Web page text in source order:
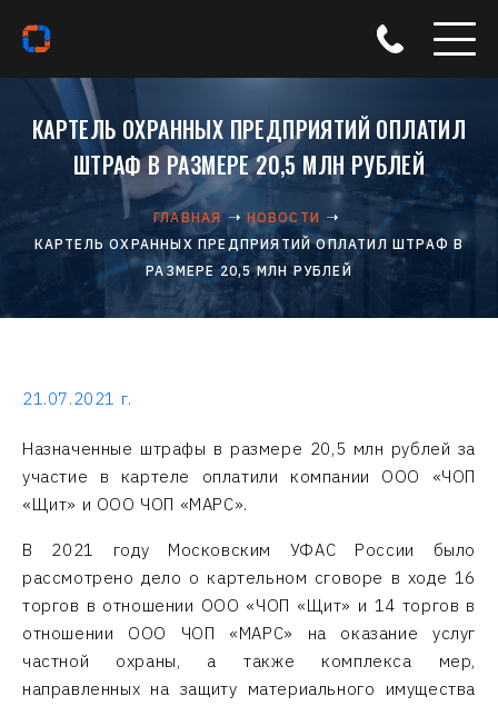
КАРТЕЛЬ ОХРАННЫХ ПРЕДПРИЯТИЙ ОПЛАТИЛ
ШТРАФ В РАЗМЕРЕ 20,5 МЛН РУБЛЕЙ
ГЛАВНАЯ
НОВОСТИ
КАРТЕЛЬ ОХРАННЫХ ПРЕДПРИЯТИЙ ОПЛАТИЛ ШТРАФ В
РАЗМЕРЕ 20,5 МЛН РУБЛЕЙ
21.07.2021 г.
Назначенные штрафы в размере 20,5 млн рублей за
участие в картеле оплатили компании ООО «ЧОП
«Щит» и ООО ЧОП «МАРС».
В 2021 году Московским УФАС России было
рассмотрено дело о картельном сговоре в ходе 16
торгов в отношении ООО «ЧОП «Щит» и 14 торгов в
отношении ООО ЧОП «МАРС» на оказание услуг
частной охраны, а также комплекса мер,
направленных на защиту материального имущества